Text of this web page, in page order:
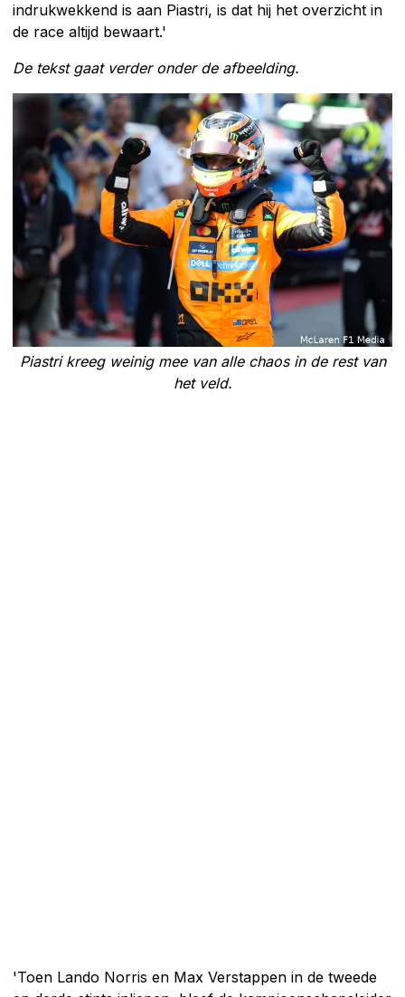
indrukwekkend is aan Piastri, is dat hij het overzicht in
de race altijd bewaart.'
De tekst gaat verder onder de afbeelding.
Piastri kreeg weinig mee van alle chaos in de rest van
het veld.
'Toen Lando Norris en Max Verstappen in de tweede